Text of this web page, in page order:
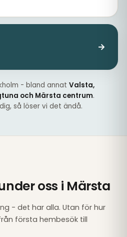
→
- bland annat Valsta,
och Märsta centrum.
så löser vi det ändå.
oss i Märsta
- det har alla. Utan för hur
första hembesök till